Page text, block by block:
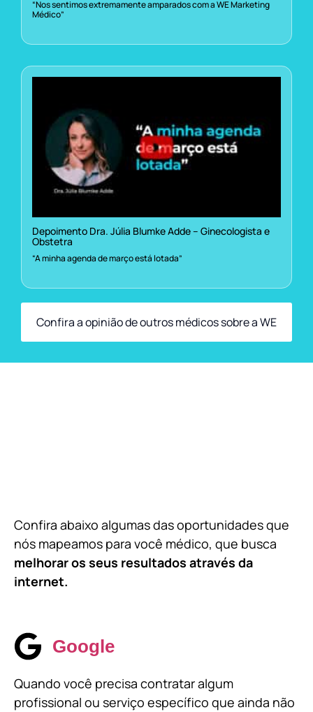
“Nos sentimos extremamente amparados com a WE Marketing
Médico”
Depoimento Dra. Júlia Blumke Adde – Ginecologista e
Obstetra
“A minha agenda de março está lotada”
Confira a opinião de outros médicos sobre a WE
Confira abaixo algumas das oportunidades que
nós mapeamos para você médico, que busca
melhorar os seus resultados através da
internet.
Google
Quando você precisa contratar algum
profissional ou serviço específico que ainda não